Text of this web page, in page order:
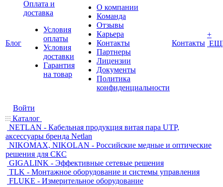
Блог
Оплата и
доставка
Условия
оплаты
Условия
доставки
Гарантия
на товар
О компании
Команда
Отзывы
Карьера
Контакты
Партнеры
Лицензии
Документы
Политика
конфиденциальности
Контакты
+
Войти
Каталог
NETLAN - Кабельная продукция витая пара UTP,
аксессуары бренда Netlan
NIKOMAX, NIKOLAN - Российские медные и оптические
решения для СКС
GIGALINK - Эффективные сетевые решения
TLK - Монтажное оборудование и системы управления
FLUKE - Измерительное оборудование